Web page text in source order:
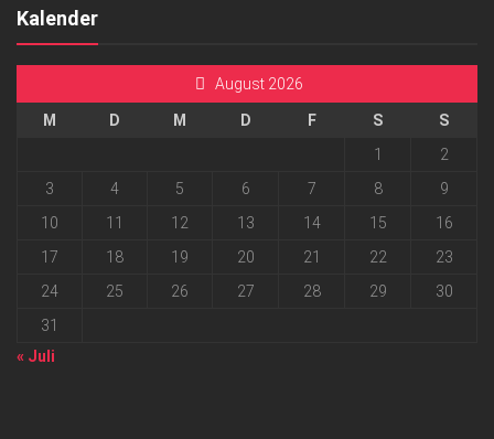
Kalender
August 2026
M D M D F S
S
1
2
3
4 5 6 7 8
9
10
11 12 13 14 15
16
17
18 19 20 21 22
23
24
25 26 27 28 29
30
31
« Juli